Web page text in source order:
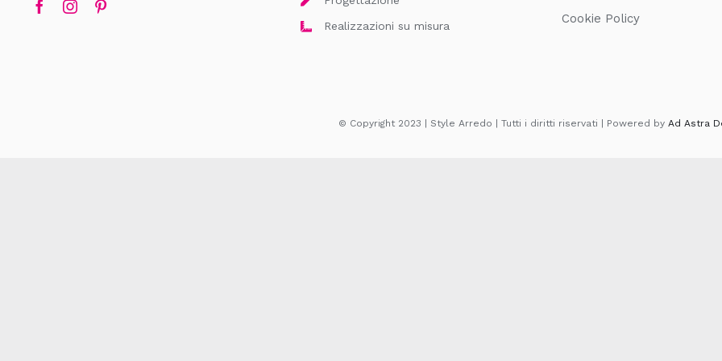
Realizzazioni su misura
Cookie Policy
© Copyright 2023 | Style Arredo | Tutti i diritti riservati | Powered by Ad Astra